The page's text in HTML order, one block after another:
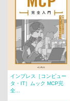
インプレス［コンピュー
タ・IT］ムック MCP完
全...